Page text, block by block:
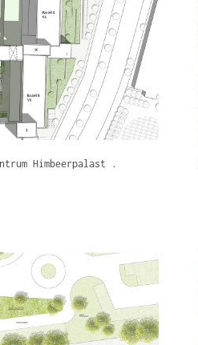
Himbeerpalast .